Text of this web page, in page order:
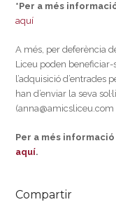
*Per a més
aquí
A més, per deferència
Liceu poden beneficiar-
l’adquisició d’entrades
han d’enviar la seva
Per a més
aquí.
Compartir